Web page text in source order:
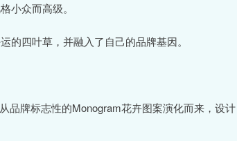
小众而高级。
的四叶草，并融入了自己的品牌基因。
品牌标志性的Monogram花卉图案演化而来，设计